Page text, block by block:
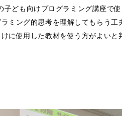
ども向けプログラミング講座で
ミング的思考を理解してもらう工
に使用した教材を使う方がよいと